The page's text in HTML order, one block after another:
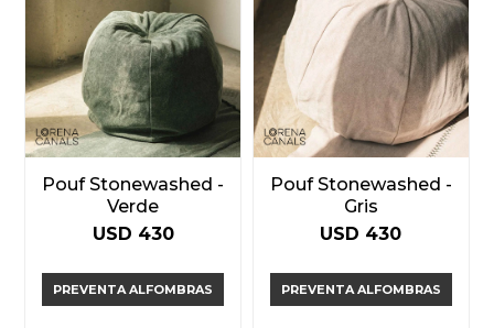
Pouf Stonewashed -
Verde
USD 430
PREVENTA ALFOMBRAS
Pouf Stonewashed -
Gris
USD 430
PREVENTA ALFOMBRAS